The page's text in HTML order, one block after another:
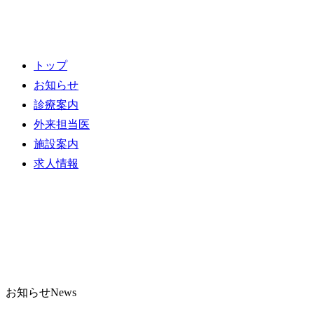
トップ
お知らせ
診療案内
外来担当医
施設案内
求人情報
お知らせNews